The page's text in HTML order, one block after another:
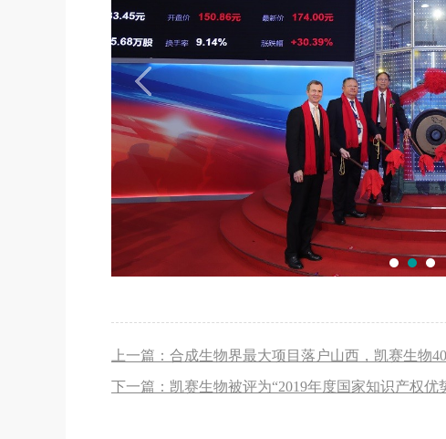
上一篇：合成生物界最大项目落户山西，凯赛生物
下一篇：凯赛生物被评为“2019年度国家知识产权优